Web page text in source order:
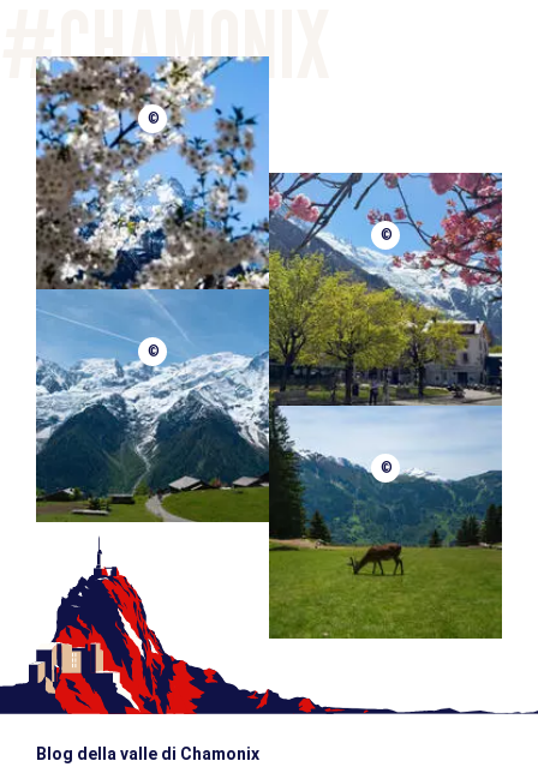
©
©
©
©
Blog della valle di Chamonix